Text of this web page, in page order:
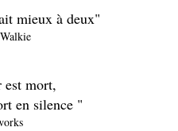
mieux à deux"
est mort,
en silence "